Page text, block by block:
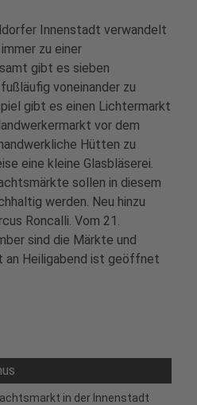
Innenstadt verwandelt
zu einer
gibt es sieben
voneinander zu
gibt es einen Lichtermarkt
vor dem
Hütten zu
eine kleine Glasbläserei.
sollen in diesem
werden. Neu hinzu
Roncalli. Vom 21.
sind die Märkte und
Heiligabend ist geöffnet
in der Innenstadt